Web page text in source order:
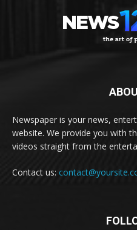
Newspaper is your news,
website. We provide you with
videos straight from the
Contact us: